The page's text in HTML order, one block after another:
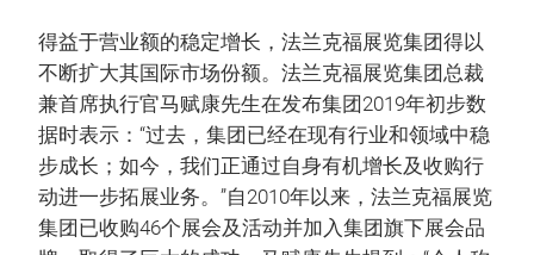
得益于营业额的稳定增长，法兰克福展览集团得以
不断扩大其国际市场份额。法兰克福展览集团总裁
兼首席执行官马赋康先生在发布集团2019年初步数
据时表示：“过去，集团已经在现有行业和领域中稳
步成长；如今，我们正通过自身有机增长及收购行
动进一步拓展业务。”自2010年以来，法兰克福展览
集团已收购46个展会及活动并加入集团旗下展会品